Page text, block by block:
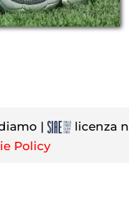
| licenza
Policy